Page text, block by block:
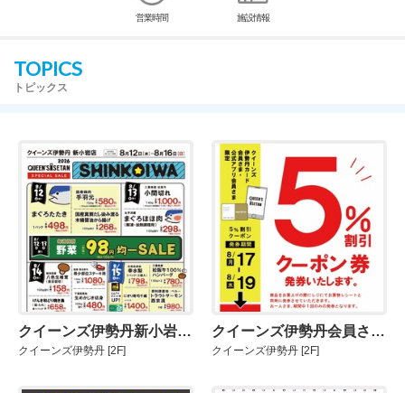
営業時間 施設情報
TOPICS
トピックス
クイーンズ伊勢丹新小岩店限定セール
クイーンズ伊勢丹 [2F]
クイーンズ伊勢丹会員さま5％割引クーポン券発券
クイーンズ伊勢丹 [2F]